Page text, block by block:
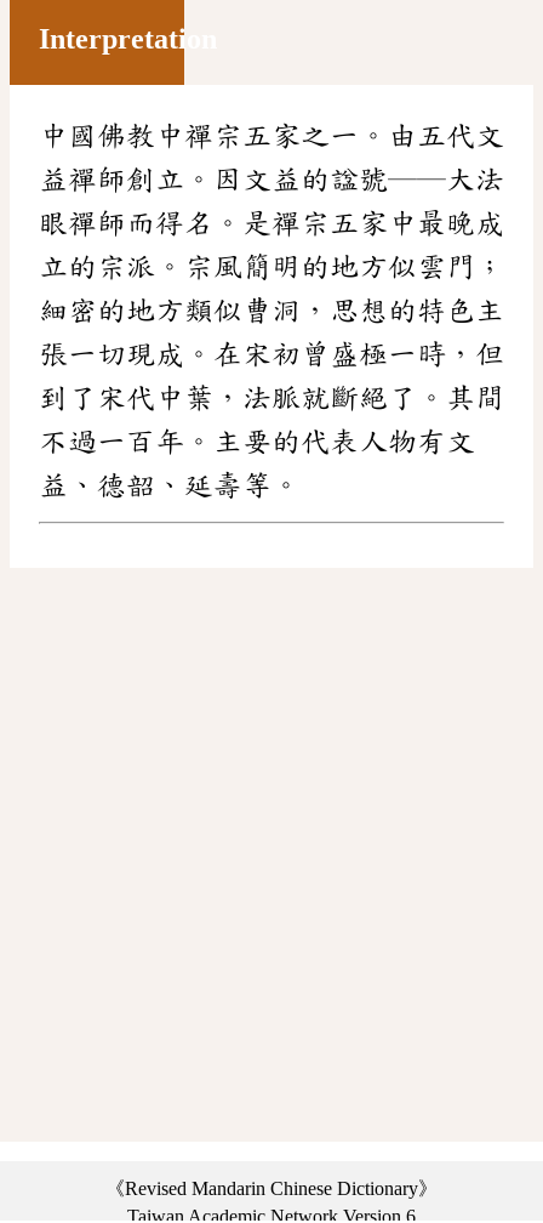
Interpretation
中國佛教中禪宗五家之一。由五代文
益禪師創立。因文益的諡號──大法
眼禪師而得名。是禪宗五家中最晚成
立的宗派。宗風簡明的地方似雲門；
細密的地方類似曹洞，思想的特色主
張一切現成。在宋初曾盛極一時，但
到了宋代中葉，法脈就斷絕了。其間
不過一百年。主要的代表人物有文
益、德韶、延壽等。
《Revised Mandarin Chinese Dictionary》
Taiwan Academic Network Version 6